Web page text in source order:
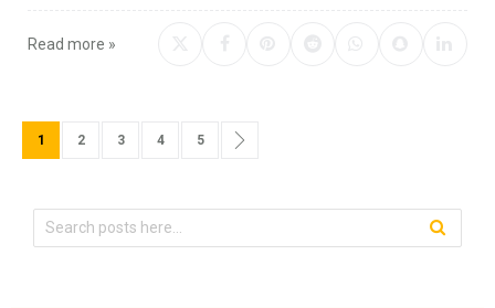
Read more »
Bạn đang đọc trang
1 Trang
2 Trang
3 Trang
4 Trang
5